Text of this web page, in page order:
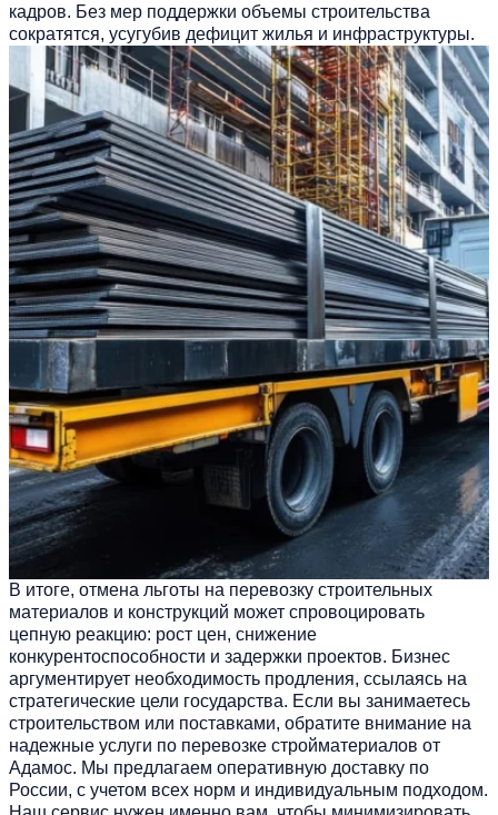
кадров. Без мер поддержки объемы строительства
сократятся, усугубив дефицит жилья и инфраструктуры.
В итоге, отмена льготы на перевозку строительных
материалов и конструкций может спровоцировать
цепную реакцию: рост цен, снижение
конкурентоспособности и задержки проектов. Бизнес
аргументирует необходимость продления, ссылаясь на
стратегические цели государства. Если вы занимаетесь
строительством или поставками, обратите внимание на
надежные услуги по перевозке стройматериалов от
Адамос. Мы предлагаем оперативную доставку по
России, с учетом всех норм и индивидуальным подходом.